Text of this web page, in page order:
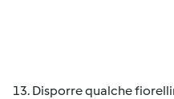
13. Disporre qualche